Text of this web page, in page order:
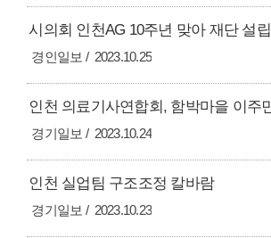
시의회 인천AG 10주년 맞아 재단 설립
경인일보 2023.10.25
경기일보 2023.10.24
인천 실업팀 구조조정 칼바람
경기일보 2023.10.23